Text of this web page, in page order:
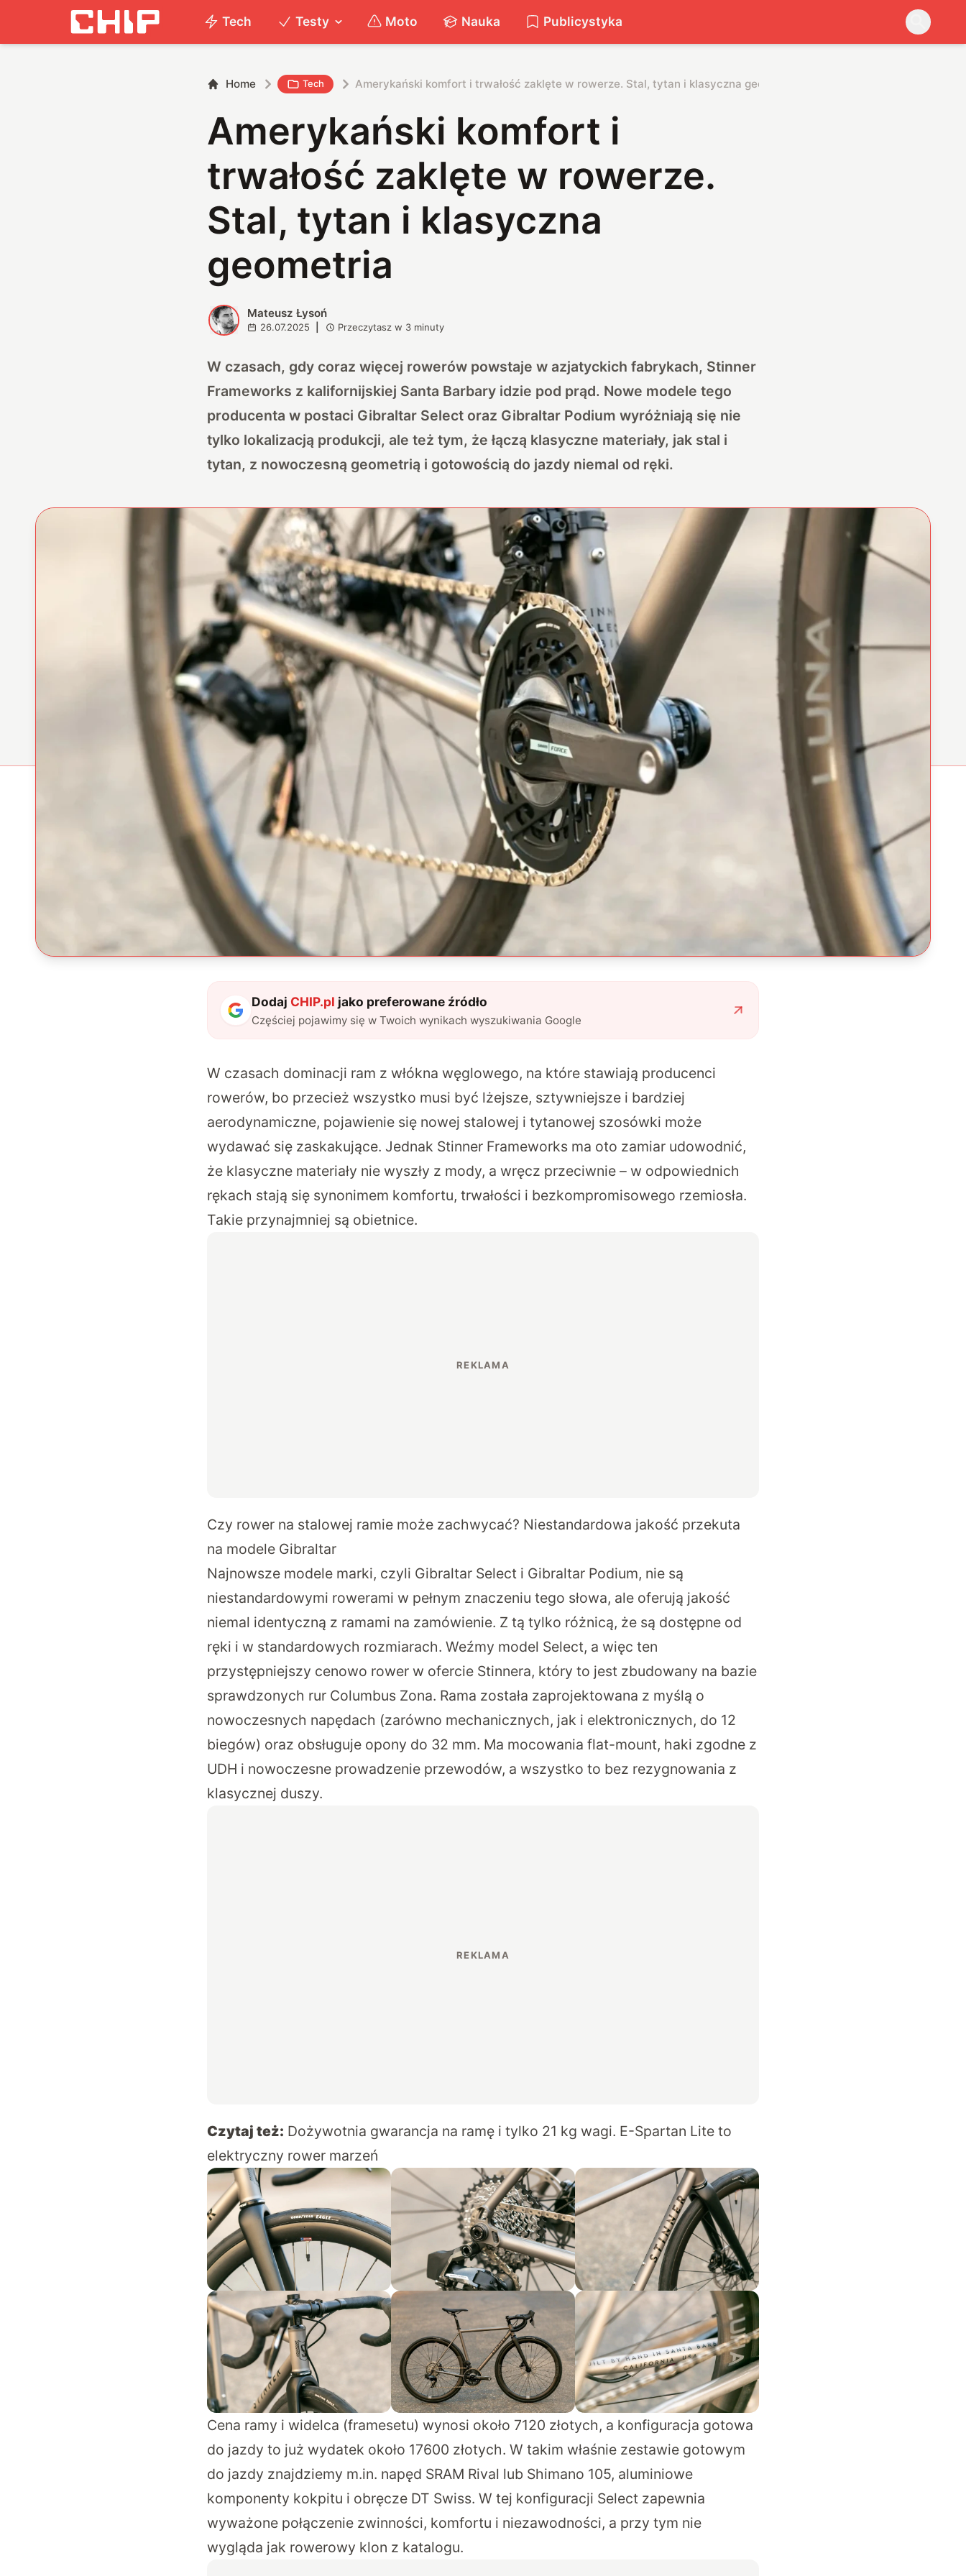
Tech Testy Moto Nauka Publicystyka
Home Tech Amerykański komfort i trwałość zaklęte w rowerze. Stal, tytan i klasyczna geometria
Amerykański komfort i
trwałość zaklęte w rowerze.
Stal, tytan i klasyczna
geometria
M Mateusz Łysoń
26.07.2025 Przeczytasz w 3 minuty
W czasach, gdy coraz więcej rowerów powstaje w azjatyckich fabrykach, Stinner
Frameworks z kalifornijskiej Santa Barbary idzie pod prąd. Nowe modele tego
producenta w postaci Gibraltar Select oraz Gibraltar Podium wyróżniają się nie
tylko lokalizacją produkcji, ale też tym, że łączą klasyczne materiały, jak stal i
tytan, z nowoczesną geometrią i gotowością do jazdy niemal od ręki.
Dodaj CHIP.pl jako preferowane źródło
Częściej pojawimy się w Twoich wynikach wyszukiwania Google
W czasach dominacji ram z włókna węglowego, na które stawiają producenci
rowerów, bo przecież wszystko musi być lżejsze, sztywniejsze i bardziej
aerodynamiczne, pojawienie się nowej stalowej i tytanowej szosówki może
wydawać się zaskakujące. Jednak Stinner Frameworks ma oto zamiar udowodnić,
że klasyczne materiały nie wyszły z mody, a wręcz przeciwnie – w odpowiednich
rękach stają się synonimem komfortu, trwałości i bezkompromisowego rzemiosła.
Takie przynajmniej są obietnice.
Czy rower na stalowej ramie może zachwycać? Niestandardowa jakość przekuta
na modele Gibraltar
Najnowsze modele marki, czyli Gibraltar Select i Gibraltar Podium, nie są
niestandardowymi rowerami w pełnym znaczeniu tego słowa, ale oferują jakość
niemal identyczną z ramami na zamówienie. Z tą tylko różnicą, że są dostępne od
ręki i w standardowych rozmiarach. Weźmy model Select, a więc ten
przystępniejszy cenowo rower w ofercie Stinnera, który to jest zbudowany na bazie
sprawdzonych rur Columbus Zona. Rama została zaprojektowana z myślą o
nowoczesnych napędach (zarówno mechanicznych, jak i elektronicznych, do 12
biegów) oraz obsługuje opony do 32 mm. Ma mocowania flat-mount, haki zgodne z
UDH i nowoczesne prowadzenie przewodów, a wszystko to bez rezygnowania z
klasycznej duszy.
Czytaj też: Dożywotnia gwarancja na ramę i tylko 21 kg wagi. E-Spartan Lite to
elektryczny rower marzeń
Cena ramy i widelca (framesetu) wynosi około 7120 złotych, a konfiguracja gotowa
do jazdy to już wydatek około 17600 złotych. W takim właśnie zestawie gotowym
do jazdy znajdziemy m.in. napęd SRAM Rival lub Shimano 105, aluminiowe
komponenty kokpitu i obręcze DT Swiss. W tej konfiguracji Select zapewnia
wyważone połączenie zwinności, komfortu i niezawodności, a przy tym nie
wygląda jak rowerowy klon z katalogu.